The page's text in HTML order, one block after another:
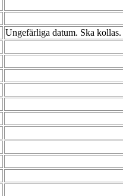
Ungefärliga datum. Ska kollas.